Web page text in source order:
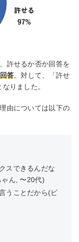
許せるか否か回答を
答。対して、「許せ
りました。
由については以下の
スできるんだな
ゃん, 〜20代)
うことだから(ビ